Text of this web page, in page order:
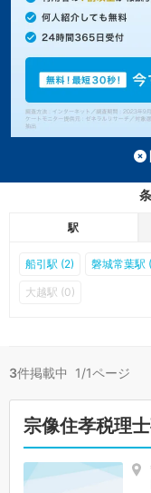
田村の事務所が3件見つか
駅
船引駅 (2) 磐城常葉駅
大越駅 (0)
3件掲載中 1/1ページ
宗像住孝税理